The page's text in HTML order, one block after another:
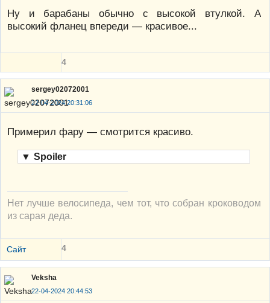
Ну и барабаны обычно с высокой втулкой. А
высокий фланец впереди — красивое...
4
sergey02072001
22-04-2024 20:31:06
Примерил фару — смотрится красиво.
▼ Spoiler
Нет лучше велосипеда, чем тот, что собран кроководом
из сарая деда.
Сайт 4
Veksha
22-04-2024 20:44:53